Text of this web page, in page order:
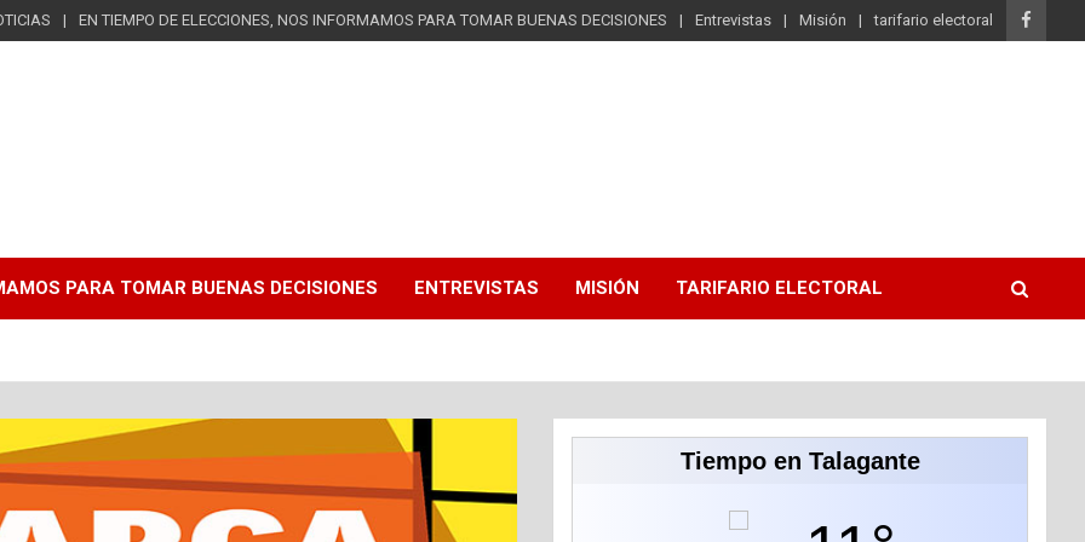
EN TIEMPO DE ELECCIONES, NOS INFORMAMOS PARA TOMAR BUENAS DECISIONES Entrevistas Misión tarifario electoral
PARA TOMAR BUENAS DECISIONES ENTREVISTAS MISIÓN TARIFARIO ELECTORAL
Tiempo en Talagante